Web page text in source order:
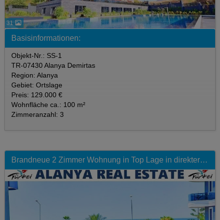
31
Basisinformationen:
Objekt-Nr.: SS-1
TR-07430 Alanya Demirtas
Region: Alanya
Gebiet: Ortslage
Preis: 129.000 €
Wohnfläche ca.: 100 m²
Zimmeranzahl: 3
Brandneue 2 Zimmer Wohnung in Top Lage in direkter Strandnähe mit Pool